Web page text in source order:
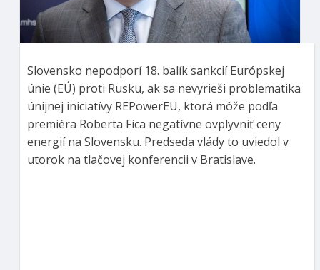
Slovensko nepodporí 18. balík sankcií Európskej
únie (EÚ) proti Rusku, ak sa nevyrieši problematika
únijnej iniciatívy REPowerEU, ktorá môže podľa
premiéra Roberta Fica negatívne ovplyvniť ceny
energií na Slovensku. Predseda vlády to uviedol v
utorok na tlačovej konferencii v Bratislave.